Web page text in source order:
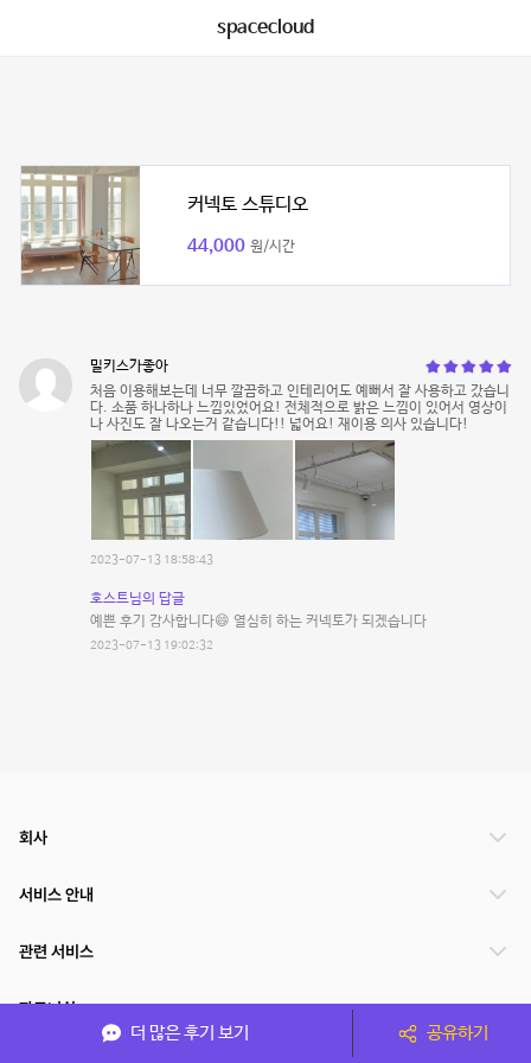
spacecloud
커넥토 스튜디오
44,000 원/시간
밀키스가좋아
처음 이용해보는데 너무 깔끔하고 인테리어도 예뻐서 잘 사용하고 갔습니
다. 소품 하나하나 느낌있었어요! 전체적으로 밝은 느낌이 있어서 영상이
나 사진도 잘 나오는거 같습니다!! 넓어요! 재이용 의사 있습니다!
2023-07-13 18:58:43
호스트님의 답글
예쁜 후기 감사합니다😄 열심히 하는 커넥토가 되겠습니다
2023-07-13 19:02:32
더 많은 후기 보기 공유하기
회사
서비스 안내
관련 서비스
파트너쉽